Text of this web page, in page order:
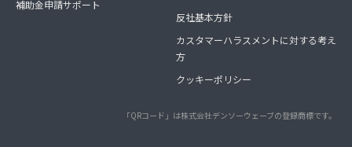
補助金申請サポート
反社基本方針
カスタマーハラスメントに対する考え
方
クッキーポリシー
「QRコード」は株式会社デンソーウェーブの登録商標です。